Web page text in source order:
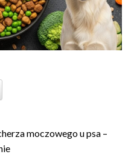
TABLE OF CONTENT
moczowego u psa –